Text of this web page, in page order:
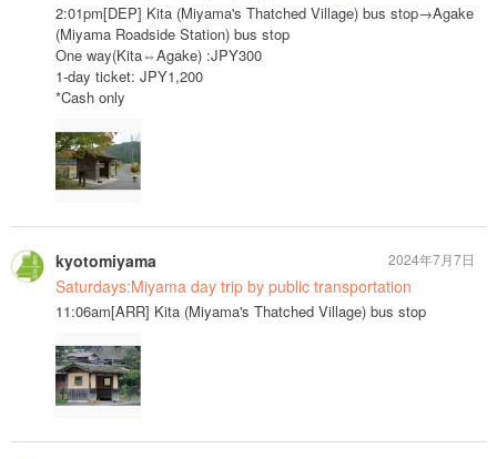
2:01pm[DEP] Kita (Miyama's Thatched Village) bus stop→Agake
(Miyama Roadside Station) bus stop
One way(Kita⇔Agake) :JPY300
1-day ticket: JPY1,200
*Cash only
kyotomiyama
Saturdays:Miyama day trip by public transportation
11:06am[ARR] Kita (Miyama's Thatched Village) bus stop
2024年7月7日